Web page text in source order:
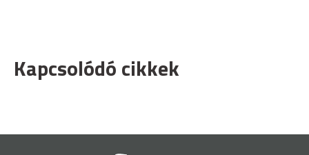
Kapcsolódó cikkek